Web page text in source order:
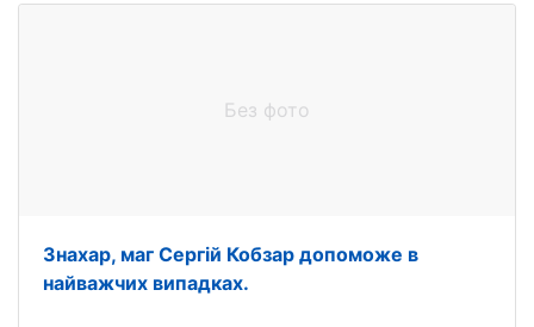
Без фото
Знахар, маг Сергій Кобзар допоможе в
найважчих випадках.